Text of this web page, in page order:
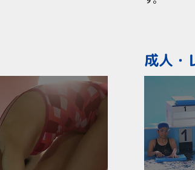
成人・